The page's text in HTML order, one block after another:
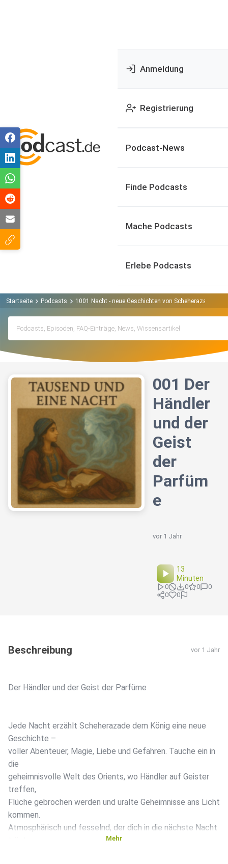
Anmeldung
Registrierung
Podcast-News
Finde Podcasts
Mache Podcasts
Erlebe Podcasts
Startseite Podcasts 1001 Nacht - neue Geschichten von Scheherazade
001 Der
Händler
und der
Geist
der
Parfüm
e
vor 1 Jahr
13
Minuten
0 0 0
0
0
0
Beschreibung vor 1 Jahr
Der Händler und der Geist der Parfüme
Jede Nacht erzählt Scheherazade dem König eine neue
Geschichte –
voller Abenteuer, Magie, Liebe und Gefahren. Tauche ein in
die
geheimnisvolle Welt des Orients, wo Händler auf Geister
treffen,
Flüche gebrochen werden und uralte Geheimnisse ans Licht
kommen.
Atmosphärisch und fesselnd, der dich in die nächste Nacht
Mehr